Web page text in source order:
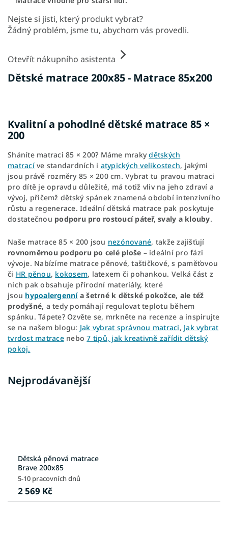
Dětské matrace 200x85 - Matrace 85x200
Nejste si jisti, který produkt vybrat?
Žádný problém, jsme tu, abychom vás provedli.
Otevřít nákupního asistenta
Kvalitní a pohodlné dětské matrace 85 ×
200
Sháníte matraci 85 × 200? Máme mrakydětských
matracíve standardních i atypických velikostech, jakými
jsou právě rozměry 85 × 200 cm. Vybrat tu pravou matraci
pro dítě je opravdu důležité, má totiž vliv na jeho zdraví a
vývoj, přičemž dětský spánek znamená období intenzivního
růstu a regenerace. Ideální dětská matrace pak poskytuje
dostatečnou podporu pro rostoucí páteř, svaly a klouby.
Naše matrace 85 × 200 jsou nezónované, takže zajišťují
rovnoměrnou podporu po celé ploše – ideální pro fázi
vývoje. Nabízíme matrace pěnové, taštičkové, s paměťovou
či HR pěnou, kokosem, latexem či pohankou. Velká část z
nich pak obsahuje přírodní materiály, které
jsou hypoalergennía šetrné k dětské pokožce, ale též
prodyšné, a tedy pomáhají regulovat teplotu během
spánku. Tápete? Ozvěte se, mrkněte na recenze a inspirujte
se na našem blogu: Jak vybrat správnou matraci, Jak vybrat
tvrdost matracenebo7 tipů, jak kreativně zařídit dětský
pokoj.
Nejprodávanější
Dětská pěnová matrace
Brave 200x85
5-10 pracovních dnů
2 569 Kč